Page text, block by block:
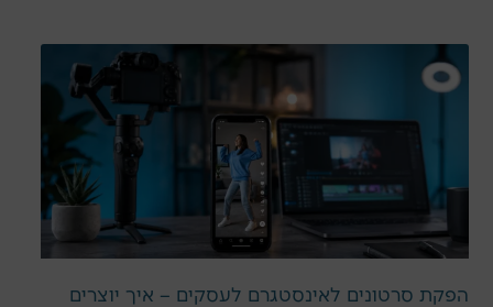
הפקת סרטונים לאינסטגרם לעסקים – איך יוצרים